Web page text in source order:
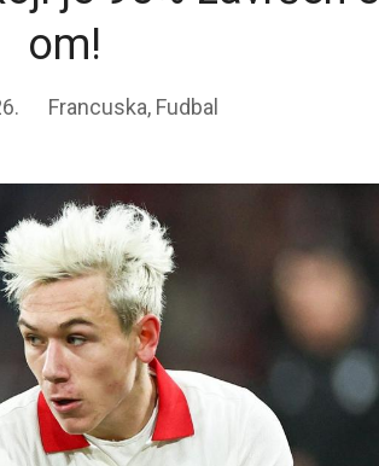
om!
Francuska, Fudbal